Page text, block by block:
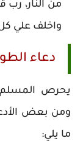
من النار، رب
واخلف علي
دعاء
يحرص المسلم
ومن بعض
ما يلي: